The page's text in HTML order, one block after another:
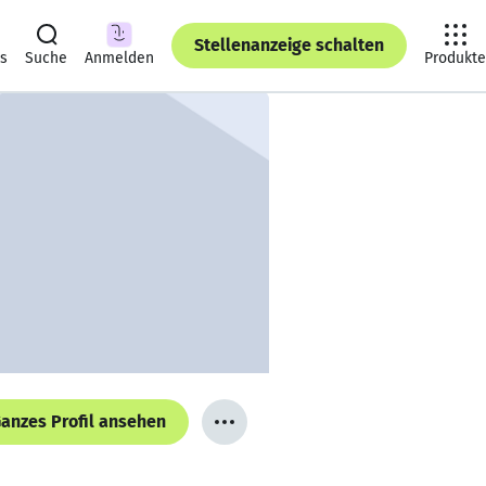
Suche Anmelden
Stellenanzeige schalten
Produkte
Profil ansehen